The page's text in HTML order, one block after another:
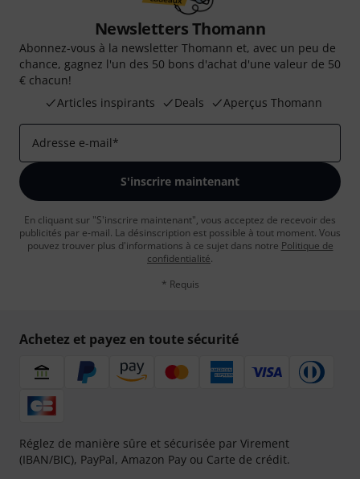
Newsletters Thomann
Abonnez-vous à la newsletter Thomann et, avec un peu de
chance, gagnez l'un des 50 bons d'achat d'une valeur de 50
€ chacun!
Articles inspirants
Deals Aperçus Thomann
Adresse e-mail*
S'inscrire maintenant
En cliquant sur "S'inscrire maintenant", vous acceptez de recevoir des
publicités par e-mail. La désinscription est possible à tout moment. Vous
pouvez trouver plus d'informations à ce sujet dans notre Politique de
confidentialité.
* Requis
Achetez et payez en toute sécurité
Réglez de manière sûre et sécurisée par Virement
(IBAN/BIC), PayPal, Amazon Pay ou Carte de crédit.